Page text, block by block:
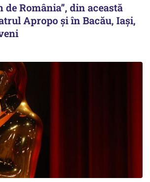
de România”, din această
Apropo și în Bacău, Iași,